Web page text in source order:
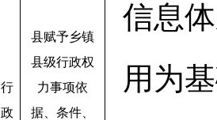
信息
用为
行
政
县赋予乡镇
县级行政权
力事项依
据、条件、